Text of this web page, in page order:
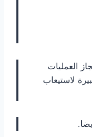
العمليات
لاستيعاب